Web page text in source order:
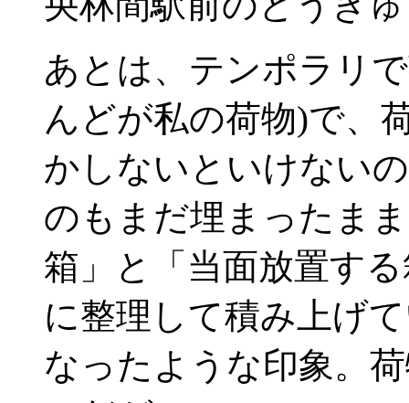
あとは、テンポラリ
んどが私の荷物)で、
かしないといけない
のもまだ埋まったま
箱」と「当面放置す
に整理して積み上げ
なったような印象。